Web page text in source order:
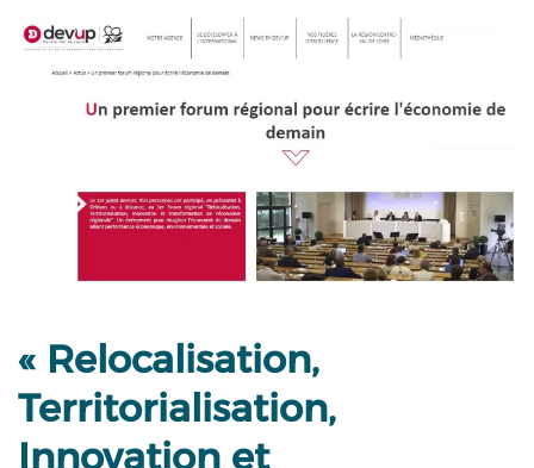
« Relocalisation,
Territorialisation,
Innovation et